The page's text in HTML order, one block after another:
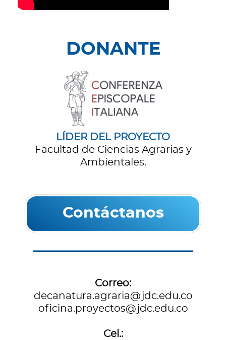
DONANTE
LÍDER DEL PROYECTO
Facultad de Ciencias Agrarias y
Ambientales.
Contáctanos
Correo:
decanatura.agraria@jdc.edu.co
oficina.proyectos@jdc.edu.co
Cel.: